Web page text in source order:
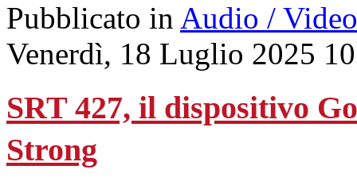
Pubblicato in Audio / Video
Venerdì, 18 Luglio 2025
SRT 427, il dispositivo
Strong